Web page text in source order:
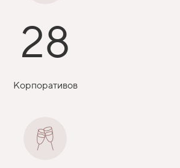
28
Корпоративов